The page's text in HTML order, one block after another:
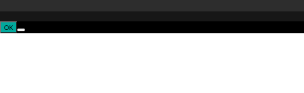
OK